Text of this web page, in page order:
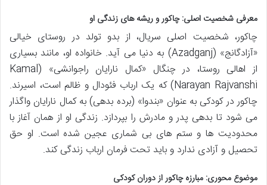
معرفی شخصیت اصلی: چاکور و ریشه های زندگی او
چاکور، شخصیت اصلی سریال، از بدو تولد در روستای خیالی
«آزادگانج» (Azadganj) به دنیا می آید. خانواده او، مانند بسیاری
از اهالی روستا، در چنگال «کمال نارایان راجوانشی» (Kamal
Narayan Rajvanshi) که یک ارباب فئودال و ظالم است، اسیرند.
چاکور در کودکی به عنوان «بندوا» (برده بدهی) به کمال نارایان واگذار
می شود تا بدهی پدر و مادرش را بپردازد. زندگی او از همان آغاز با
محدودیت ها و ستم های بی شماری عجین شده است. او حق
تحصیل و آزادی ندارد و باید تحت فرمان ارباب زندگی کند.
موضوع محوری: مبارزه چاکور از دوران کودکی